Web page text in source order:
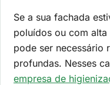
Se a sua fachada
poluídos ou com
pode ser necessário
profundas. Nesses
empresa de